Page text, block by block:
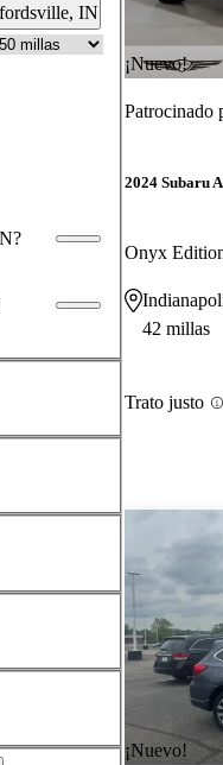
IN
¡Nuevo!
Patrocinado
2024 Subaru
Onyx
42 millas
Trato justo
¡Nuevo!